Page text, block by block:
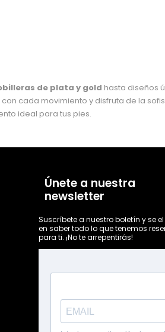
de plata y gold hasta diseños
cada movimiento y disfruta de la
ideal para tus pies.
Únete a nuestra
newsletter
Suscríbete a nuestro boletín y se
en saber todo lo que tenemos
para ti. ¡No te arrepentirás!